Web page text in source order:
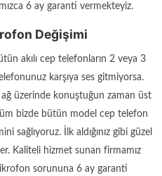
6 ay garanti vermekteyiz.
Değişimi
akılı cep telefonların 2 veya 3
karşıya ses gitmiyorsa.
üzerinde konuştuğun zaman üst
bizde bütün model cep telefon
sağlıyoruz. İlk aldığınız gibi güzel
Kaliteli hizmet sunan firmamız
sorununa 6 ay garanti